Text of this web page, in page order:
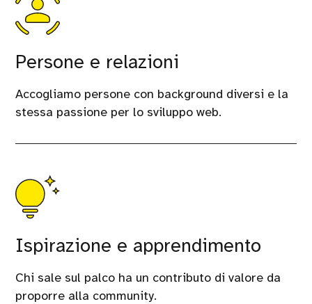
Persone e relazioni
Accogliamo persone con background diversi e la
stessa passione per lo sviluppo web.
Ispirazione e apprendimento
Chi sale sul palco ha un contributo di valore da
proporre alla community.